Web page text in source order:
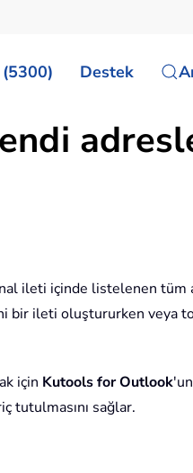
Destek
ileti içinde listelenen tüm
bir ileti oluştururken veya
için Kutools for Outlook'un
tutulmasını sağlar.